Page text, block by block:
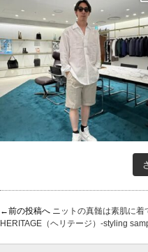
←前の投稿へ ニットの真髄は素肌に着
HERITAGE（ヘリテージ）-styling